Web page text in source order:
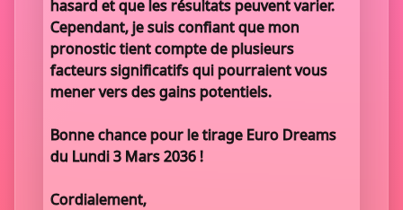
hasard et que les résultats peuvent varier.
Cependant, je suis confiant que mon
pronostic tient compte de plusieurs
facteurs significatifs qui pourraient vous
mener vers des gains potentiels.
Bonne chance pour le tirage Euro Dreams
du Lundi 3 Mars 2036 !
Cordialement,